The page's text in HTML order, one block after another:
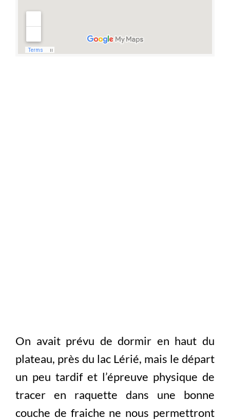
On avait prévu de dormir en haut du
plateau, près du lac Lérié, mais le départ
un peu tardif et l’épreuve physique de
tracer en raquette dans une bonne
couche de fraiche ne nous permettront